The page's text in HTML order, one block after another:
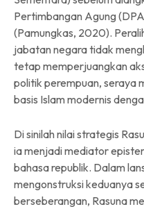
Pertimbangan Agung
(Pamungkas, 2020).
jabatan negara tidak
tetap memperjuangkan
politik perempuan, seraya
basis Islam modernis
Di sinilah nilai strategis
ia menjadi mediator
bahasa republik. Dalam
mengonstruksi keduanya
berseberangan, Rasuna